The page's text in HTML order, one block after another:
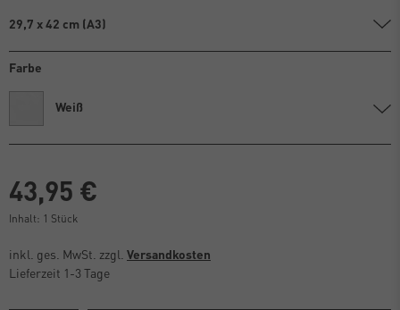
29,7 x 42 cm (A3)
Farbe
Weiß
43,95 €
Inhalt: 1 Stück
inkl. ges. MwSt. zzgl. Versandkosten
Lieferzeit 1-3 Tage